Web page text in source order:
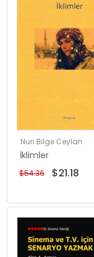
Nuri Bilge Ceylan
İklimler
$21.18
$54.36